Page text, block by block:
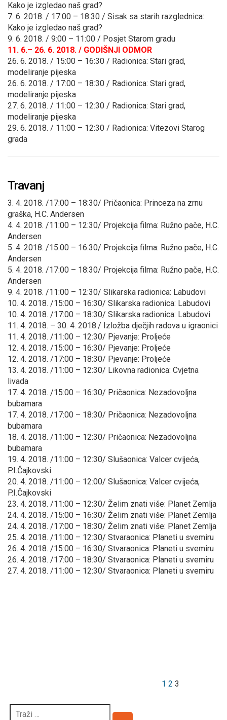
Kako je izgledao naš grad?
7. 6. 2018. / 17:00 – 18:30 / Sisak sa starih razglednica:
Kako je izgledao naš grad?
9. 6. 2018. / 9:00 – 11:00 / Posjet Starom gradu
11. 6.– 26. 6. 2018. / GODIŠNJI ODMOR
26. 6. 2018. / 15:00 – 16:30 / Radionica: Stari grad,
modeliranje pijeska
26. 6. 2018. / 17:00 – 18:30 / Radionica: Stari grad,
modeliranje pijeska
27. 6. 2018. / 11:00 – 12:30 / Radionica: Stari grad,
modeliranje pijeska
29. 6. 2018. / 11:00 – 12:30 / Radionica: Vitezovi Starog
grada
Travanj
3. 4. 2018. /17:00 – 18:30/ Pričaonica: Princeza na zrnu
graška, H.C. Andersen
4. 4. 2018. /11:00 – 12:30/ Projekcija filma: Ružno pače, H.C.
Andersen
5. 4. 2018. /15:00 – 16:30/ Projekcija filma: Ružno pače, H.C.
Andersen
5. 4. 2018. /17:00 – 18:30/ Projekcija filma: Ružno pače, H.C.
Andersen
9. 4. 2018. /11:00 – 12:30/ Slikarska radionica: Labudovi
10. 4. 2018. /15:00 – 16:30/ Slikarska radionica: Labudovi
10. 4. 2018. /17:00 – 18:30/ Slikarska radionica: Labudovi
11. 4. 2018. – 30. 4. 2018./ Izložba dječjih radova u igraonici
11. 4. 2018. /11:00 – 12:30/ Pjevanje: Proljeće
12. 4. 2018. /15:00 – 16:30/ Pjevanje: Proljeće
12. 4. 2018. /17:00 – 18:30/ Pjevanje: Proljeće
13. 4. 2018. /11:00 – 12:30/ Likovna radionica: Cvjetna
livada
17. 4. 2018. /15:00 – 16:30/ Pričaonica: Nezadovoljna
bubamara
17. 4. 2018. /17:00 – 18:30/ Pričaonica: Nezadovoljna
bubamara
18. 4. 2018. /11:00 – 12:30/ Pričaonica: Nezadovoljna
bubamara
19. 4. 2018. /11:00 – 12:30/ Slušaonica: Valcer cvijeća,
P.I.Čajkovski
20. 4. 2018. /11:00 – 12:00/ Slušaonica: Valcer cvijeća,
P.I.Čajkovski
23. 4. 2018. /11:00 – 12:30/ Želim znati više: Planet Zemlja
24. 4. 2018. /15:00 – 16:30/ Želim znati više: Planet Zemlja
24. 4. 2018. /17:00 – 18:30/ Želim znati više: Planet Zemlja
25. 4. 2018. /11:00 – 12:30/ Stvaraonica: Planeti u svemiru
26. 4. 2018. /15:00 – 16:30/ Stvaraonica: Planeti u svemiru
26. 4. 2018. /17:00 – 18:30/ Stvaraonica: Planeti u svemiru
27. 4. 2018. /11:00 – 12:30/ Stvaraonica: Planeti u svemiru
1 2 3